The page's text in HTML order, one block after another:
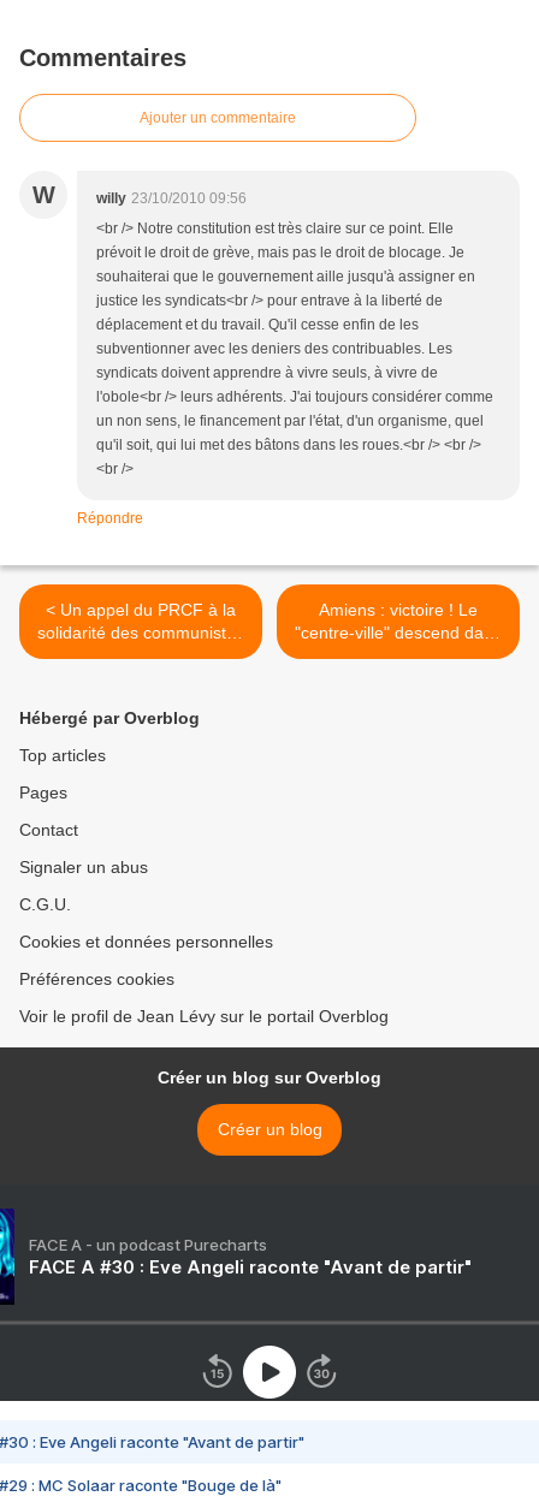
Commentaires
Ajouter un commentaire
W willy 23/10/2010 09:56
<br /> Notre constitution est très claire sur ce point. Elle
prévoit le droit de grève, mais pas le droit de blocage. Je
souhaiterai que le gouvernement aille jusqu'à assigner en
justice les syndicats<br /> pour entrave à la liberté de
déplacement et du travail. Qu'il cesse enfin de les
subventionner avec les deniers des contribuables. Les
syndicats doivent apprendre à vivre seuls, à vivre de
l'obole<br /> leurs adhérents. J'ai toujours considérer comme
un non sens, le financement par l'état, d'un organisme, quel
qu'il soit, qui lui met des bâtons dans les roues.<br /> <br />
<br />
Répondre
< Un appel du PRCF à la
solidarité des communistes
et des travailleurs des
Amiens : victoire ! Le
"centre-ville" descend dans
un quartier "sensible >
Hébergé par Overblog
Top articles
Pages
Contact
Signaler un abus
C.G.U.
Cookies et données personnelles
Préférences cookies
Voir le profil de Jean Lévy sur le portail Overblog
Créer un blog sur Overblog
Créer un blog
FACE A - un podcast Purecharts
FACE A #30 : Eve Angeli raconte "Avant de partir"
#30 : Eve Angeli raconte "Avant de partir"
#29 : MC Solaar raconte "Bouge de là"